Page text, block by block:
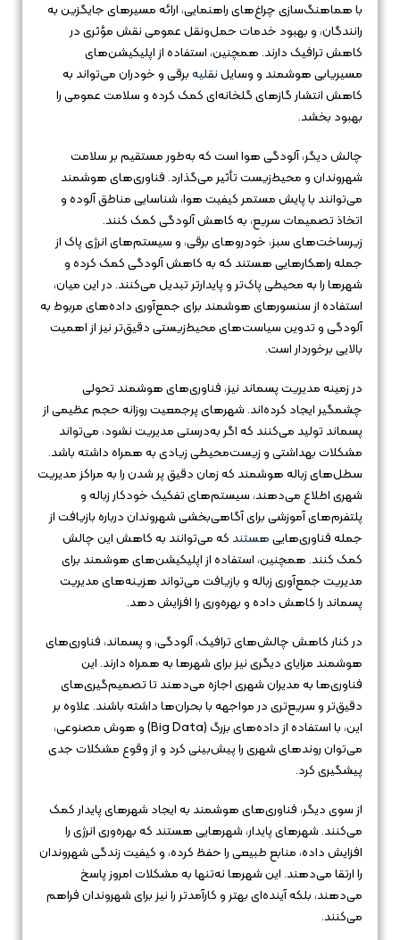
با هماهنگ‌سازی چراغ‌های راهنمایی، ارائه مسیرهای جایگزین به
رانندگان، و بهبود خدمات حمل‌ونقل عمومی نقش مؤثری در
کاهش ترافیک دارند. همچنین، استفاده از اپلیکیشن‌های
مسیریابی هوشمند و وسایلنقلیهبرقی و خودران می‌تواند به
کاهش انتشار گازهای گلخانه‌ای کمک کرده و سلامت عمومی را
بهبود بخشد.
چالش دیگر، آلودگی هوا است که به‌طور مستقیم بر سلامت
شهروندان و محیط‌زیست تأثیر می‌گذارد. فناوری‌های هوشمند
می‌توانند با پایش مستمر کیفیت هوا، شناسایی مناطق آلوده و
اتخاذ تصمیمات سریع، به کاهش آلودگی کمک کنند.
زیرساخت‌های سبز، خودروهای برقی، و سیستم‌های انرژی پاک از
جمله راهکارهایی هستند که به کاهش آلودگی کمک کرده و
شهرها را به محیطی پاک‌تر و پایدارتر تبدیل می‌کنند. در این میان،
استفاده از سنسورهای هوشمند برای جمع‌آوری داده‌های مربوط به
آلودگی و تدوین سیاست‌های محیط‌زیستی دقیق‌تر نیز از اهمیت
بالایی برخوردار است.
در زمینه مدیریت پسماند نیز، فناوری‌های هوشمند تحولی
چشمگیر ایجاد کرده‌اند. شهرهای پرجمعیت روزانه حجم عظیمی از
پسماند تولید می‌کنند که اگر به‌درستی مدیریت نشود، می‌تواند
مشکلات بهداشتی و زیست‌محیطی زیادی به همراه داشته باشد.
سطل‌های زباله هوشمند که زمان دقیق پر شدن را به مراکز مدیریت
شهری اطلاع می‌دهند، سیستم‌های تفکیک خودکار زباله و
پلتفرم‌های آموزشی برای آگاهی‌بخشی شهروندان درباره بازیافت از
جمله فناوری‌هاییهستند که می‌توانند به کاهش این چالش
کمک کنند. همچنین، استفاده از اپلیکیشن‌های هوشمند برای
مدیریت جمع‌آوری زباله و بازیافت می‌تواند هزینه‌های مدیریت
پسماند را کاهش داده و بهره‌وری را افزایش دهد.
در کنار کاهش چالش‌های ترافیک، آلودگی، و پسماند، فناوری‌های
هوشمند مزایای دیگری نیز برای شهرها به همراه دارند. این
فناوری‌ها به مدیران شهری اجازه می‌دهند تا تصمیم‌گیری‌های
دقیق‌تر و سریع‌تری در مواجهه با بحران‌ها داشته باشند. علاوه بر
این، با استفاده از داده‌های بزرگ (Big Data) و هوش مصنوعی،
می‌توان روندهای شهری را پیش‌بینی کرد و از وقوع مشکلات جدی
پیشگیری کرد.
از سوی دیگر، فناوری‌های هوشمند به ایجاد شهرهای پایدار کمک
می‌کنند. شهرهای پایدار، شهرهایی هستند که بهره‌وری انرژی را
افزایش داده، منابع طبیعی را حفظ کرده، و کیفیت زندگی شهروندان
را ارتقا می‌دهند. این شهرها نه‌تنها به مشکلات امروز پاسخ
می‌دهند، بلکه آینده‌ای بهتر و کارآمدتر را نیز برای شهروندان فراهم
می‌کنند.